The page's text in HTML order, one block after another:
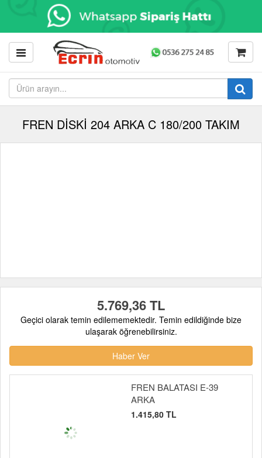
FREN DİSKİ 204 ARKA C 180/200 TAKIM
5.769,36 TL
Geçici olarak temin edilememektedir. Temin edildiğinde bize
ulaşarak öğrenebilirsiniz.
Haber Ver
FREN BALATASI E-39
ARKA
1.415,80 TL